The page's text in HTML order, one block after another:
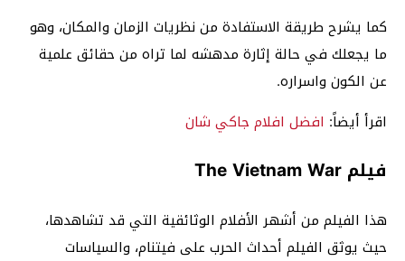
كما يشرح طريقة الاستفادة من نظريات الزمان والمكان، وهو
ما يجعلك في حالة إثارة مدهشه لما تراه من حقائق علمية
عن الكون واسراره.
اقرأ أيضاً: افضل افلام جاكي شان
فيلم The Vietnam War
هذا الفيلم من أشهر الأفلام الوثائقية التي قد تشاهدها،
حيث يوثق الفيلم أحداث الحرب على فيتنام، والسياسات